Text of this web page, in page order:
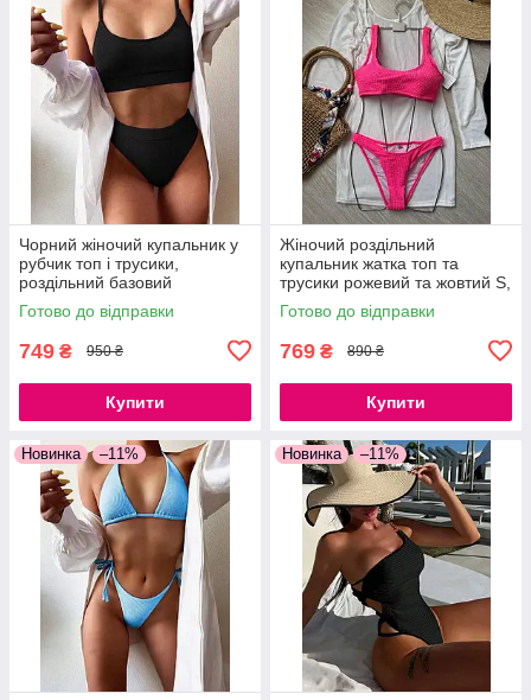
Чорний жіночий купальник у
рубчик топ і трусики,
роздільний базовий
купальник S, M
Готово до відправки
749 ₴ 950 ₴
Купити
Жіночий роздільний
купальник жатка топ та
трусики рожевий та жовтий S,
M, L
Готово до відправки
769 ₴ 890 ₴
Купити
Новинка –11% Новинка –11%